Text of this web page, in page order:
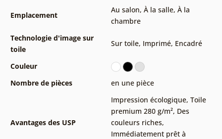
Emplacement
Au salon, À la salle, À la
chambre
Technologie d'image sur
toile
Sur toile, Imprimé, Encadré
Couleur
Nombre de pièces
en une pièce
Avantages des USP
Impression écologique, Toile
premium 280 g/m², Des
couleurs riches,
Immédiatement prêt à